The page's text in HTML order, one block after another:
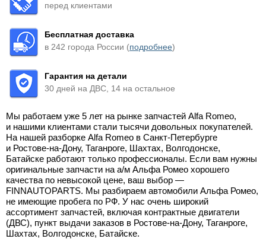
перед клиентами
Бесплатная доставка
в 242 города России (подробнее)
Гарантия на детали
30 дней на ДВС, 14 на остальное
Мы работаем уже 5 лет на рынке запчастей Alfa Romeo,
и нашими клиентами стали тысячи довольных покупателей.
На нашей разборке Alfa Romeo в Санкт-Петербурге
и Ростове-на-Дону, Таганроге, Шахтах, Волгодонске,
Батайске работают только профессионалы. Если вам нужны
оригинальные запчасти на а/м Альфа Ромео хорошего
качества по невысокой цене, ваш выбор —
FINNAUTOPARTS. Мы разбираем автомобили Альфа Ромео,
не имеющие пробега по РФ. У нас очень широкий
ассортимент запчастей, включая контрактные двигатели
(ДВС), пункт выдачи заказов в Ростове-на-Дону, Таганроге,
Шахтах, Волгодонске, Батайске.